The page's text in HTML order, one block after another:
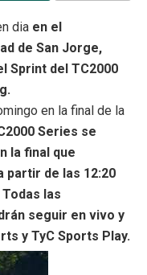
dia en el
de San Jorge,
Sprint del TC2000
en la final de la
Series se
la final que
partir de las 12:20
las
seguir en vivo y
y TyC Sports Play.